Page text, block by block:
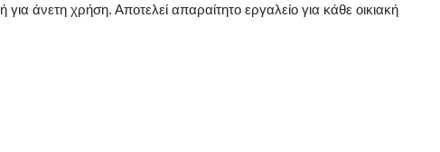
για άνετη χρήση. Αποτελεί απαραίτητο εργαλείο για κάθε οικιακή